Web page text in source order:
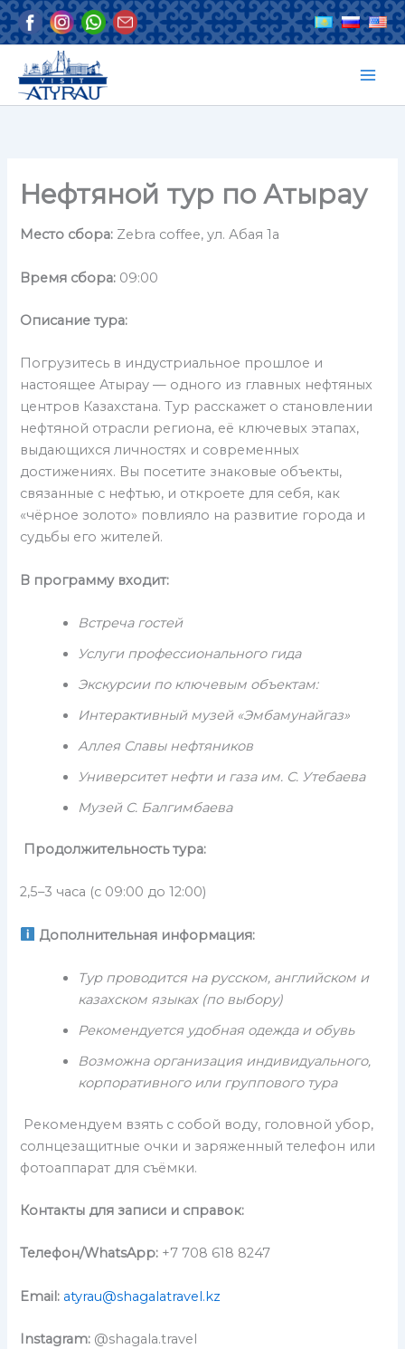
Перейти
к
содержимому
Нефтяной тур по Атырау
Место сбора: Zebra coffee, ул. Абая 1а
Время сбора: 09:00
Описание тура:
Погрузитесь в индустриальное прошлое и
настоящее Атырау — одного из главных нефтяных
центров Казахстана. Тур расскажет о становлении
нефтяной отрасли региона, её ключевых этапах,
выдающихся личностях и современных
достижениях. Вы посетите знаковые объекты,
связанные с нефтью, и откроете для себя, как
«чёрное золото» повлияло на развитие города и
судьбы его жителей.
В программу входит:
Встреча гостей
Услуги профессионального гида
Экскурсии по ключевым объектам:
Интерактивный музей «Эмбамунайгаз»
Аллея Славы нефтяников
Университет нефти и газа им. С. Утебаева
Музей С. Балгимбаева
Продолжительность тура:
2,5–3 часа (с 09:00 до 12:00)
Дополнительная информация:
Тур проводится на русском, английском и
казахском языках (по выбору)
Рекомендуется удобная одежда и обувь
Возможна организация индивидуального,
корпоративного или группового тура
Рекомендуем взять с собой воду, головной убор,
солнцезащитные очки и заряженный телефон или
фотоаппарат для съёмки.
Контакты для записи и справок:
Телефон/WhatsApp: +7 708 618 8247
Email: atyrau@shagalatravel.kz
Instagram: @shagala.travel